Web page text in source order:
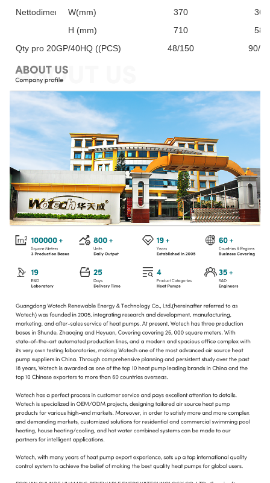
NettodimensionW(mm)
370
360
H (mm)
710
585
Qty pro 20GP/40HQ ((PCS)
48/150 90/